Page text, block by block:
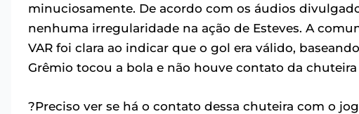
minuciosamente. De acordo com os áudios
nenhuma irregularidade na ação de Esteves. A
VAR foi clara ao indicar que o gol era válido,
Grêmio tocou a bola e não houve contato da
?Preciso ver se há o contato dessa chuteira com o